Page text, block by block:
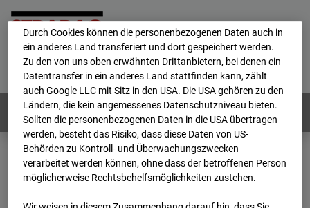
Home E-Mail Impressum
Login
Deutsch / English
Webcams: Alle Länder
Home
Deutschland
BC-132 - BV-Ausbau Bonatzbau -Cam9
Archiv
2026 07 08 17:10
Durch Cookies können die personenbezogenen Daten auch in
ein anderes Land transferiert und dort gespeichert werden.
Zu den von uns oben erwähnten Drittanbietern, bei denen ein
Datentransfer in ein anderes Land stattfinden kann, zählt
auch Google LLC mit Sitz in den USA. Die USA gehören zu den
Ländern, die kein angemessenes Datenschutzniveau bieten.
Sollten die personenbezogenen Daten in die USA übertragen
werden, besteht das Risiko, dass diese Daten von US-
Behörden zu Kontroll- und Überwachungszwecken
verarbeitet werden können, ohne dass der betroffenen Person
möglicherweise Rechtsbehelfsmöglichkeiten zustehen.